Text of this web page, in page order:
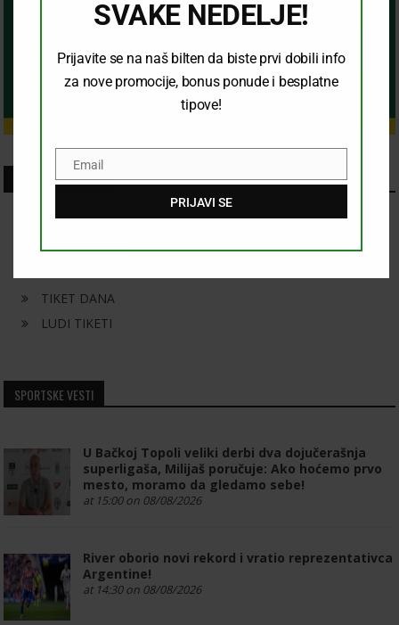
SKORASNJI CLANCI
KONAČAN ISHOD
KOMBINACIJA
TIKET DANA
LUDI TIKETI
SPORTSKE VESTI
U Bačkoj Topoli veliki derbi dva dojučerašnja
superligaša, Milijaš poručuje: Ako hoćemo prvo
mesto, moramo da gledamo sebe!
at 15:00 on 08/08/2026
River oborio novi rekord i vratio reprezentativca
Argentine!
at 14:30 on 08/08/2026
SVAKE NEDELJE!
Prijavite se na naš bilten da biste prvi dobili info
za nove promocije, bonus ponude i besplatne
tipove!
Email
Email
PRIJAVI SE